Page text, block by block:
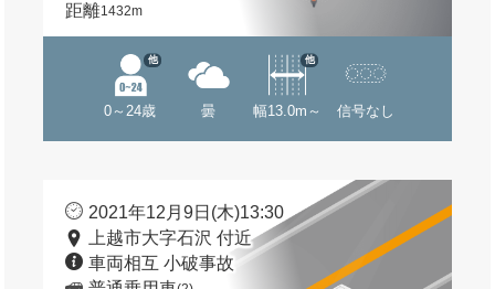
距離1432m
0～24歳
他
曇 幅13.0m～
他
信号なし
2021年12月9日(木)13:30
上越市大字石沢 付近
車両相互 小破事故